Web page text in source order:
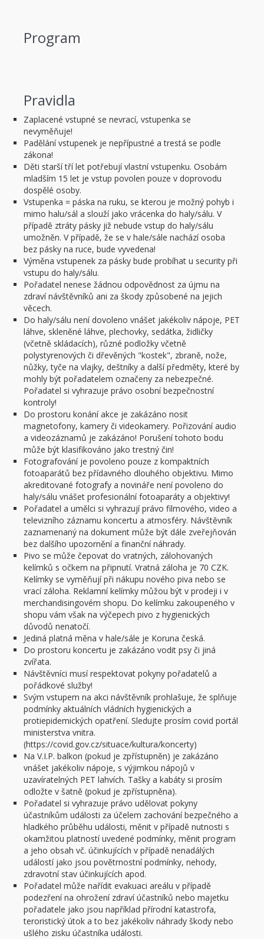
Program
Pravidla
Zaplacené vstupné se nevrací, vstupenka se
nevyměňuje!
Padělání vstupenek je nepřípustné a trestá se podle
zákona!
Děti starší tří let potřebují vlastní vstupenku. Osobám
mladším 15 let je vstup povolen pouze v doprovodu
dospělé osoby.
Vstupenka = páska na ruku, se kterou je možný pohyb i
mimo halu/sál a slouží jako vrácenka do haly/sálu. V
případě ztráty pásky již nebude vstup do haly/sálu
umožněn. V případě, že se v hale/sále nachází osoba
bez pásky na ruce, bude vyvedena!
Výměna vstupenek za pásky bude probíhat u security při
vstupu do haly/sálu.
Pořadatel nenese žádnou odpovědnost za újmu na
zdraví návštěvníků ani za škody způsobené na jejich
věcech.
Do haly/sálu není dovoleno vnášet jakékoliv nápoje, PET
láhve, skleněné láhve, plechovky, sedátka, židličky
(včetně skládacích), různé podložky včetně
polystyrenových či dřevěných "kostek", zbraně, nože,
nůžky, tyče na vlajky, deštníky a další předměty, které by
mohly být pořadatelem označeny za nebezpečné.
Pořadatel si vyhrazuje právo osobní bezpečnostní
kontroly!
Do prostoru konání akce je zakázáno nosit
magnetofony, kamery či videokamery. Pořizování audio
a videozáznamů je zakázáno! Porušení tohoto bodu
může být klasifikováno jako trestný čin!
Fotografování je povoleno pouze z kompaktních
fotoaparátů bez přídavného dlouhého objektivu. Mimo
akreditované fotografy a novináře není povoleno do
haly/sálu vnášet profesionální fotoaparáty a objektivy!
Pořadatel a umělci si vyhrazují právo filmového, video a
televizního záznamu koncertu a atmosféry. Návštěvník
zaznamenaný na dokument může být dále zveřejňován
bez dalšího upozornění a finanční náhrady.
Pivo se může čepovat do vratných, zálohovaných
kelímků s očkem na připnutí. Vratná záloha je 70 CZK.
Kelímky se vyměňují při nákupu nového piva nebo se
vrací záloha. Reklamní kelímky můžou být v prodeji i v
merchandisingovém shopu. Do kelímku zakoupeného v
shopu vám však na výčepech pivo z hygienických
důvodů nenatočí.
Jediná platná měna v hale/sále je Koruna česká.
Do prostoru koncertu je zakázáno vodit psy či jiná
zvířata.
Návštěvníci musí respektovat pokyny pořadatelů a
pořádkové služby!
Svým vstupem na akci návštěvník prohlašuje, že splňuje
podmínky aktuálních vládních hygienických a
protiepidemických opatření. Sledujte prosím covid portál
ministerstva vnitra.
(https://covid.gov.cz/situace/kultura/koncerty)
Na V.I.P. balkon (pokud je zpřístupněn) je zakázáno
vnášet jakékoliv nápoje, s výjimkou nápojů v
uzavíratelných PET lahvích. Tašky a kabáty si prosím
odložte v šatně (pokud je zpřístupněna).
Pořadatel si vyhrazuje právo udělovat pokyny
účastníkům události za účelem zachování bezpečného a
hladkého průběhu události, měnit v případě nutnosti s
okamžitou platností uvedené podmínky, měnit program
a jeho obsah vč. účinkujících v případě nenadálých
událostí jako jsou povětrnostní podmínky, nehody,
zdravotní stav účinkujících apod.
Pořadatel může nařídit evakuaci areálu v případě
podezření na ohrožení zdraví účastníků nebo majetku
pořadatele jako jsou například přírodní katastrofa,
teroristický útok a to bez jakékoliv náhrady škody nebo
ušlého zisku účastníka události.